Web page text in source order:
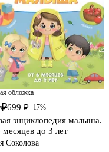
обложка
699 ₽ -17%
энциклопедия малыша.
до 3 лет
Соколова